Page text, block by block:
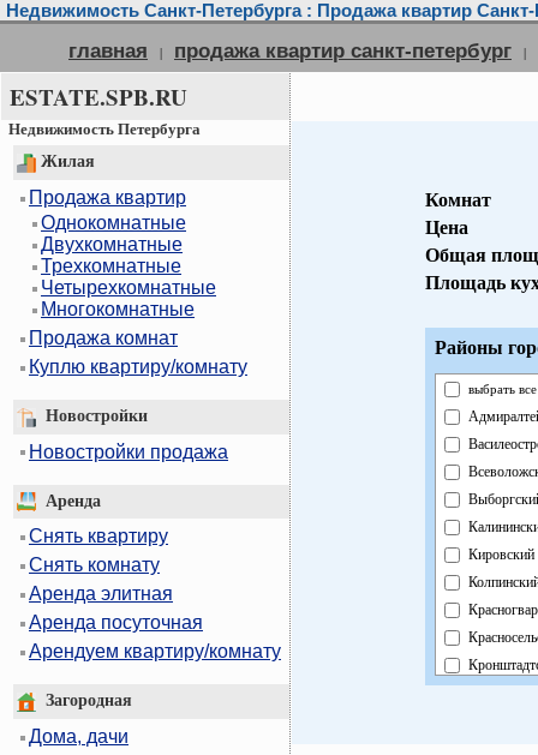
Недвижимость Санкт-Петербурга : Продажа квартир Санкт-
главная | продажа квартир санкт-петербург |
ESTATE.SPB.RU
Недвижимость Петербурга
Жилая
Продажа квартир
Однокомнатные
Двухкомнатные
Трехкомнатные
Четырехкомнатные
Многокомнатные
Продажа комнат
Куплю квартиру/комнату
Новостройки
Новостройки продажа
Аренда
Снять квартиру
Снять комнату
Аренда элитная
Аренда посуточная
Арендуем квартиру/комнату
Загородная
Дома, дачи
Комнат
Цена
Общая
Площадь
Районы
выбрать все
Кировский